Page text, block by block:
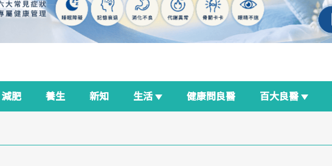
減肥 養生 新知 生活 健康問良醫 百大良醫
良醫生活祭